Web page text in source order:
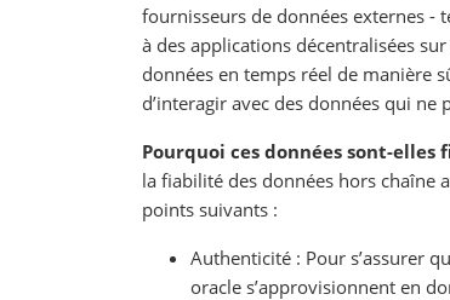
fournisseurs de données externes -
à des applications décentralisées
données en temps réel de manière
d’interagir avec des données qui
Pourquoi ces données sont-elles
la fiabilité des données hors chaîne
points suivants :
Authenticité : Pour s’assurer
oracle s’approvisionnent en